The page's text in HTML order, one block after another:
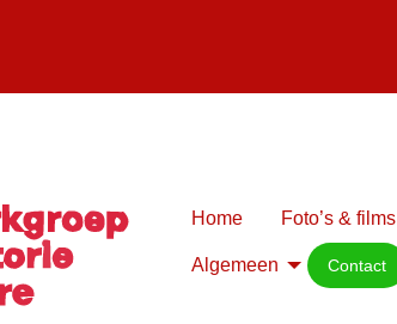
Home Foto’s & films
Algemeen Contact